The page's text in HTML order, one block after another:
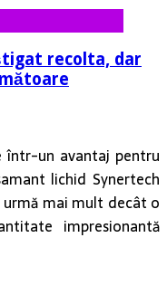
recolta, dar
într-un avantaj pentru
lichid Synertech
urmă mai mult decât o
impresionantă